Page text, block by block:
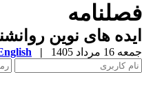
فصلنامه
ایده های نوین
جمعه 16 مرداد 1405 |